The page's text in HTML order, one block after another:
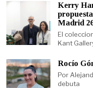
Kerry
Madrid
El
Kant
Rocío
Por
debuta